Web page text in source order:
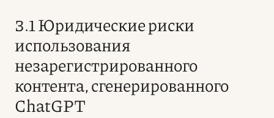
3.1 Юридические риски
использования
незарегистрированного
контента, сгенерированного
ChatGPT